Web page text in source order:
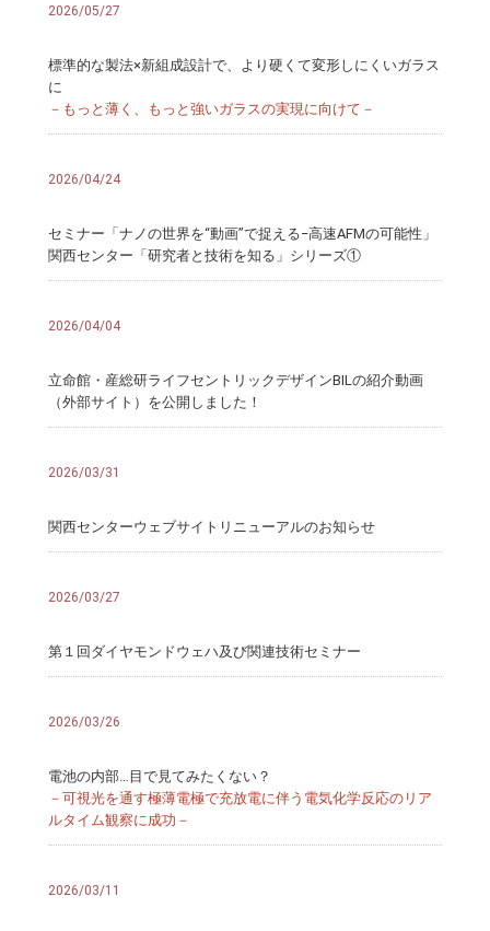
2026/05/27
標準的な製法×新組成設計で、より硬くて変形しにくいガラス
に
－もっと薄く、もっと強いガラスの実現に向けて－
2026/04/24
セミナー「ナノの世界を“動画”で捉える−高速AFMの可能性」
関西センター「研究者と技術を知る」シリーズ①
2026/04/04
立命館・産総研ライフセントリックデザインBILの紹介動画
（外部サイト）を公開しました！
2026/03/31
関西センターウェブサイトリニューアルのお知らせ
2026/03/27
第１回ダイヤモンドウェハ及び関連技術セミナー
2026/03/26
電池の内部…目で見てみたくない？
－可視光を通す極薄電極で充放電に伴う電気化学反応のリア
ルタイム観察に成功－
2026/03/11